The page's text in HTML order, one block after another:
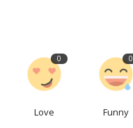
0
Love
0
Funny